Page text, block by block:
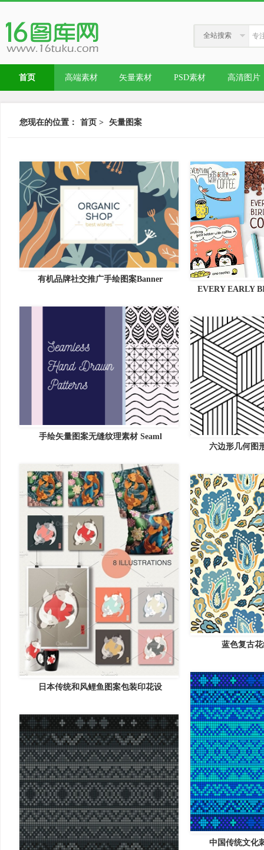
全站搜索
首页 高端素材 矢量素材 PSD素材 高清图片
您现在的位置： 首页 > 矢量图案
有机品牌社交推广手绘图案Banner
EVERY EARLY
手绘矢量图案无缝纹理素材 Seaml
六边形几何图
日本传统和风鲤鱼图案包装印花设
蓝色复古
中国传统文化